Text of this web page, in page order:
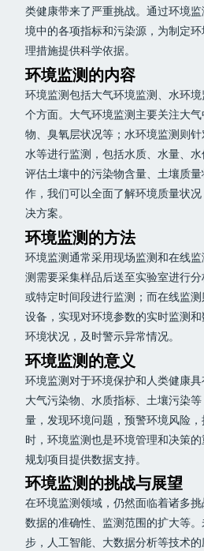
类健康带来了严重挑战。通过环境
境中的各项指标和污染源，为制定
理措施提供科学依据。
环境监测的内容
环境监测包括大气环境监测、水环
个方面。大气环境监测主要关注大
物、臭氧层状况等；水环境监测则
水等进行监测，包括水质、水量、
评估土壤中的污染物含量、土壤质
作，我们可以全面了解环境质量状
决方案。
环境监测的方法
环境监测通常采用现场监测和在线
测需要采集样品后送至实验室进行
或特定时间段进行监测；而在线监
设备，实现对环境参数的实时监测
环境状况，及时警示异常情况。
环境监测的意义
环境监测对于环境保护和人类健康
大气污染物、水质指标、土壤污染
量，发现环境问题，预警环境风险
时，环境监测也是环境管理和决策的
规划项目提供数据支持。
环境监测的挑战与展望
在环境监测领域，仍然面临着诸多挑
数据的准确性、监测范围的扩大等
步，人工智能、大数据分析等技术